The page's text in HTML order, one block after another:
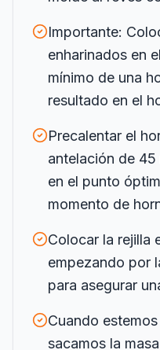
Importante:
enharinados en
mínimo de una
resultado en el
Precalentar el
antelación de
en el punto
momento de
Colocar la rejilla
empezando por
para asegurar
Cuando
sacamos la